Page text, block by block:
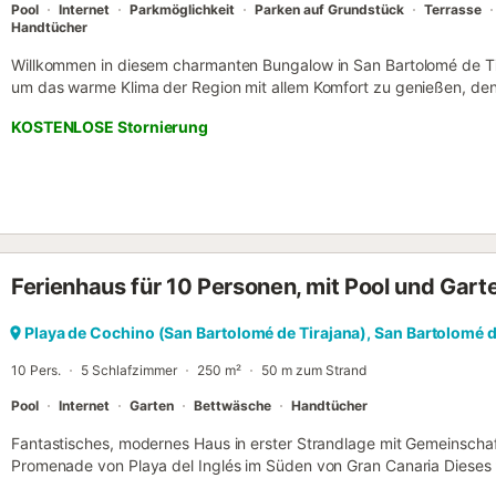
Pool Internet Parkmöglichkeit Parken auf Grundstück Terrasse
Handtücher
Willkommen in diesem charmanten Bungalow in San Bartolomé de
um das warme Klima der Region mit allem Komfort zu genießen,
Star des Hauses ist die großzügige private Terrasse von 100
der Sonne. Hier finden Sie Gartenmöbel, auf denen Sie auf
genießen können. Es ist der perfekte Ort, um das gute Wetter zu
das ganze Jahr über auszeichnet. Das Innere verfügt über 2
die Platz für bis zu 4 Personen bieten. Die Klimaanlage im
Kühlschrank, Gefrierschrank, Backofen, Mikrowelle,
zuzubereiten. Sie haben Zugang zum Gemeinschaftspool, der zu
Verfügung. Private Parkp...
KOSTENLOSE Stornierung
Ferienhaus für 10 Personen, mit Pool und
Playa de Cochino (San Bartolomé de Tirajana), San Bartolomé
10 Pers. 5 Schlafzimmer 250 m² 50 m zum Strand
Pool Internet Garten Bettwäsche Handtücher
Fantastisches, modernes Haus in erster Strandlage mit
Promenade von Playa del Inglés im Süden von Gran Canaria